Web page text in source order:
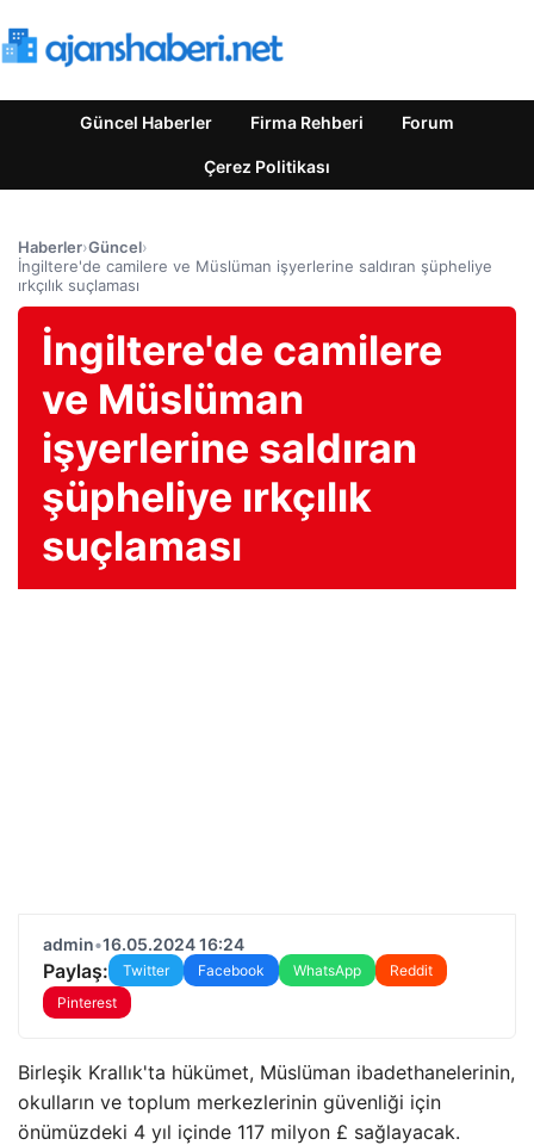
Güncel Haberler Firma Rehberi Forum
Çerez Politikası
Haberler›Güncel›
İngiltere'de camilere ve Müslüman işyerlerine saldıran şüpheliye
ırkçılık suçlaması
İngiltere'de camilere
ve Müslüman
işyerlerine saldıran
şüpheliye ırkçılık
suçlaması
admin•16.05.2024 16:24
Paylaş: Twitter Facebook WhatsApp
Reddit
Pinterest
Birleşik Krallık'ta hükümet, Müslüman ibadethanelerinin,
okulların ve toplum merkezlerinin güvenliği için
önümüzdeki 4 yıl içinde 117 milyon £ sağlayacak.